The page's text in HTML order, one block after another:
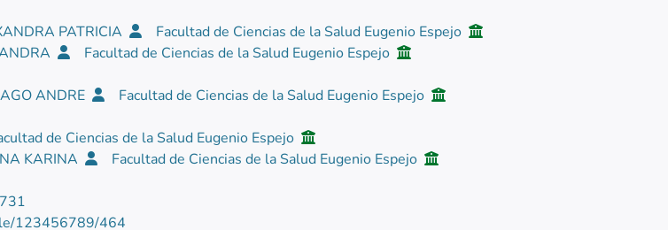
PATRICIA
Facultad de Ciencias de la Salud Eugenio Espejo
Facultad de Ciencias de la Salud Eugenio Espejo
ANDRE
Facultad de Ciencias de la Salud Eugenio Espejo
de Ciencias de la Salud Eugenio Espejo
KARINA
Facultad de Ciencias de la Salud Eugenio Espejo
123456789/464